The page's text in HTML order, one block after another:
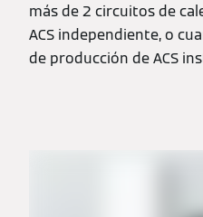
más de 2 circuitos de
ACS independiente, o
de producción de ACS